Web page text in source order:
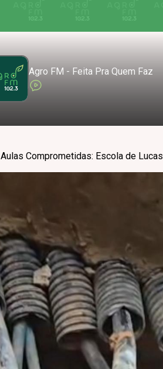
Agro FM - Feita Pra Quem Faz
Aulas Comprometidas: Escola de